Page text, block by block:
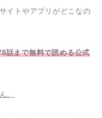
イトやアプリがどこなの
話まで無料で読める公式
。